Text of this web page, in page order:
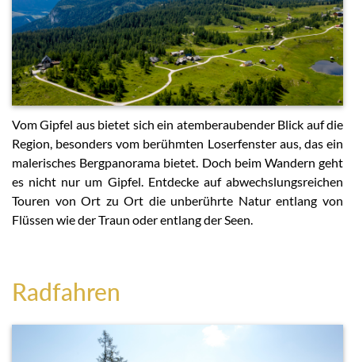
Vom Gipfel aus bietet sich ein atemberaubender Blick auf die
Region, besonders vom berühmten Loserfenster aus, das ein
malerisches Bergpanorama bietet. Doch beim Wandern geht
es nicht nur um Gipfel. Entdecke auf abwechslungsreichen
Touren von Ort zu Ort die unberührte Natur entlang von
Flüssen wie der Traun oder entlang der Seen.
Radfahren